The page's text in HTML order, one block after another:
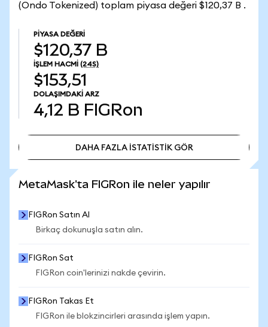
(Ondo Tokenized) toplam piyasa değeri $120,37 B .
PIYASA DEĞERI
$120,37 B
İŞLEM HACMI (24S)
$153,51
DOLAŞIMDAKI ARZ
4,12 B FIGRon
DAHA FAZLA İSTATİSTİK GÖR
MetaMask'ta FIGRon ile neler yapılır
FIGRon Satın Al
Birkaç dokunuşla satın alın.
FIGRon Sat
FIGRon coin'lerinizi nakde çevirin.
FIGRon Takas Et
FIGRon ile blokzincirleri arasında işlem yapın.